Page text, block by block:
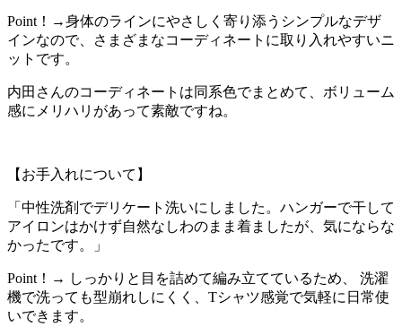
Point！→身体のラインにやさしく寄り添うシンプルなデザ
インなので、さまざまなコーディネートに取り入れやすいニ
ットです。
内田さんのコーディネートは同系色でまとめて、ボリューム
感にメリハリがあって素敵ですね。
【お手入れについて】
「中性洗剤でデリケート洗いにしました。ハンガーで干して
アイロンはかけず自然なしわのまま着ましたが、気にならな
かったです。」
Point！→ しっかりと目を詰めて編み立てているため、 洗濯
機で洗っても型崩れしにくく、Tシャツ感覚で気軽に日常使
いできます。